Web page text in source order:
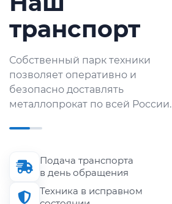
транспорт
Собственный парк техники
позволяет оперативно и
безопасно доставлять
металлопрокат по всей России.
Подача транспорта
в день обращения
Техника в исправном
Оперативная доставка
небольших партий
металлопроката по городу и
области.
Грузоподъёмность
до 1.5 т